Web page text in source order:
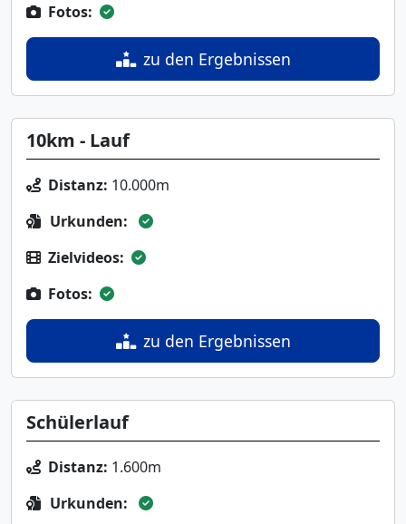
Fotos:
zu den Ergebnissen
10km - Lauf
Distanz: 10.000m
Urkunden:
Zielvideos:
Fotos:
zu den Ergebnissen
Schülerlauf
Distanz: 1.600m
Urkunden: